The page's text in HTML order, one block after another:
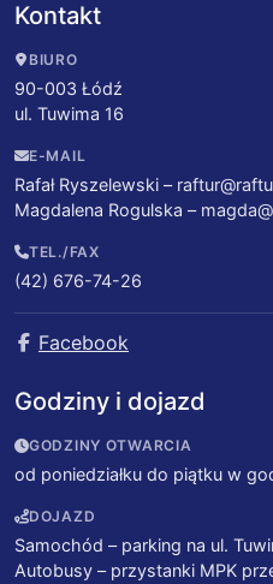
Kontakt
BIURO
90-003 Łódź
ul. Tuwima 16
E-MAIL
Rafał Ryszelewski –
Magdalena Rogulska –
TEL./FAX
(42) 676-74-26
Facebook
Godziny i dojazd
GODZINY OTWARCIA
od poniedziałku do piątku w
DOJAZD
Samochód – parking na ul.
Autobusy – przystanki MPK